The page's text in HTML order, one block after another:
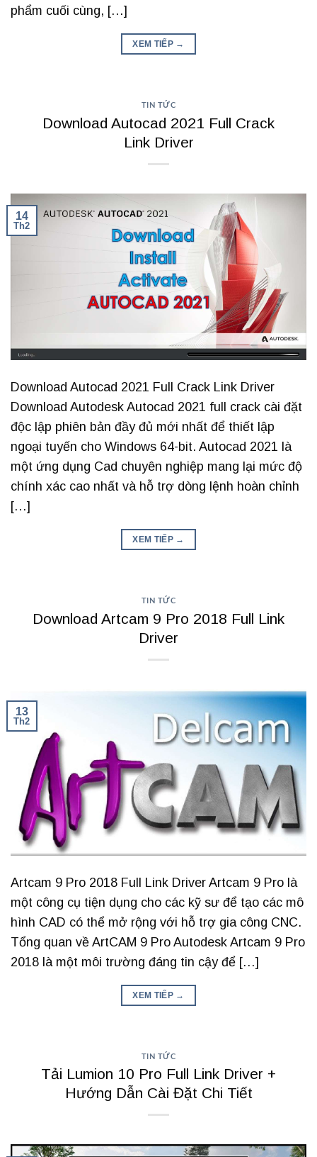
phẩm cuối cùng, […]
XEM TIẾP →
TIN TỨC
Download Autocad 2021 Full Crack
Link Driver
14
Th2
Download Autocad 2021 Full Crack Link Driver
Download Autodesk Autocad 2021 full crack cài đặt
độc lập phiên bản đầy đủ mới nhất để thiết lập
ngoại tuyến cho Windows 64-bit. Autocad 2021 là
một ứng dụng Cad chuyên nghiệp mang lại mức độ
chính xác cao nhất và hỗ trợ dòng lệnh hoàn chỉnh
[…]
XEM TIẾP →
TIN TỨC
Download Artcam 9 Pro 2018 Full Link
Driver
13
Th2
Artcam 9 Pro 2018 Full Link Driver Artcam 9 Pro là
một công cụ tiện dụng cho các kỹ sư để tạo các mô
hình CAD có thể mở rộng với hỗ trợ gia công CNC.
Tổng quan về ArtCAM 9 Pro Autodesk Artcam 9 Pro
2018 là một môi trường đáng tin cậy để […]
XEM TIẾP →
TIN TỨC
Tải Lumion 10 Pro Full Link Driver +
Hướng Dẫn Cài Đặt Chi Tiết